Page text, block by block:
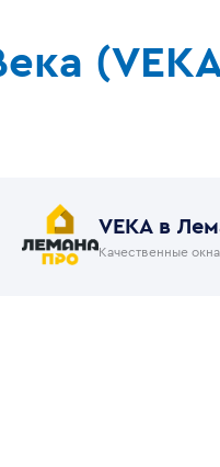
VEKA в
Качественные